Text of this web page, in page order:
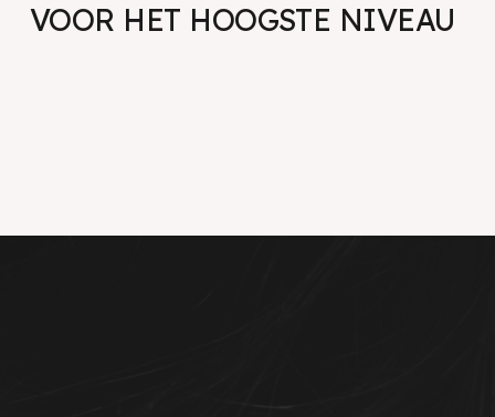
VOOR HET HOOGSTE NIVEAU